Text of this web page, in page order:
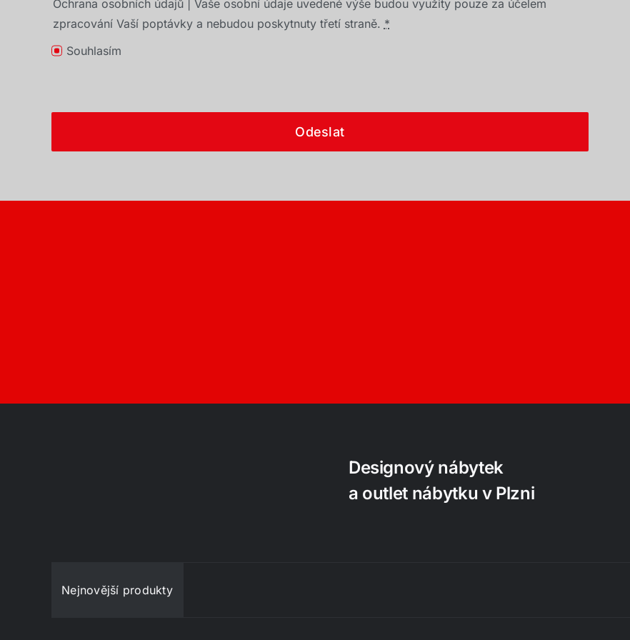
Ochrana osobních údajů | Vaše osobní údaje uvedené výše budou využity pouze za účelem
zpracování Vaší poptávky a nebudou poskytnuty třetí straně. *
Souhlasím
Odeslat
Designový nábytek
a outlet nábytku v Plzni
Nejnovější produkty